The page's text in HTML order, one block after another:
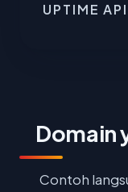
UPTIME API
Domain
Contoh